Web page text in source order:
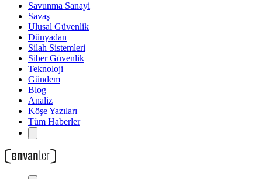
Savunma Sanayi
Savaş
Ulusal Güvenlik
Dünyadan
Silah Sistemleri
Siber Güvenlik
Teknoloji
Gündem
Blog
Analiz
Köşe Yazıları
Tüm Haberler